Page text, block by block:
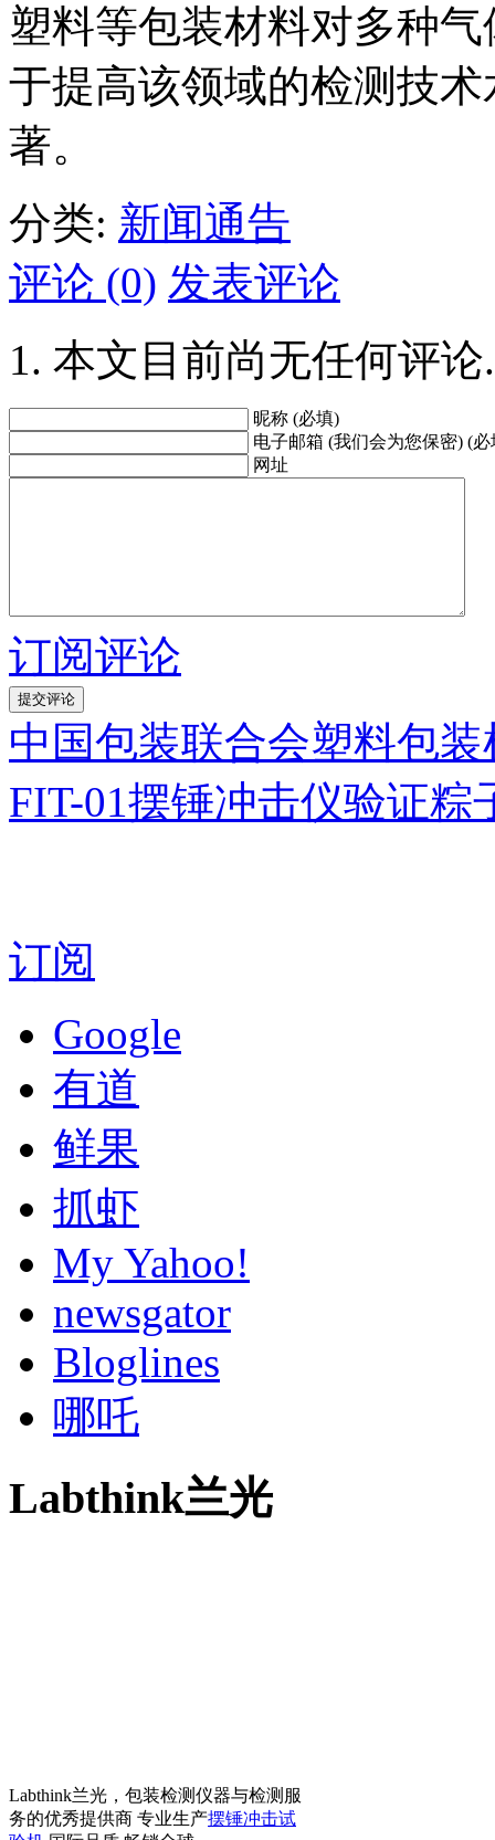
塑料等包装材料对多种
于提高该领域的检测技
著。
分类: 新闻通告
评论 (0) 发表评论
本文目前尚无任何评论.
昵称 (必填)
电子邮箱 (我们会为您保密) (必
网址
订阅评论
中国包装联合会塑料包
FIT-01摆锤冲击仪验证
订阅
Google
有道
鲜果
抓虾
My Yahoo!
newsgator
Bloglines
哪吒
Labthink兰光
Labthink兰光，包装检测仪器与检测服
务的优秀提供商 专业生产摆锤冲击试